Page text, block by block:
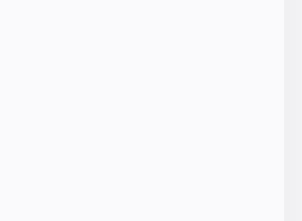
image1.820w.png 820w,